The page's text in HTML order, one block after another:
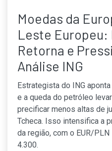
Moedas da
Leste Europeu:
Retorna e
Análise ING
Estrategista do ING
e a queda do petróleo
precificar menos altas de
Tcheca. Isso intensifica a
da região, com o EUR/
4.300.